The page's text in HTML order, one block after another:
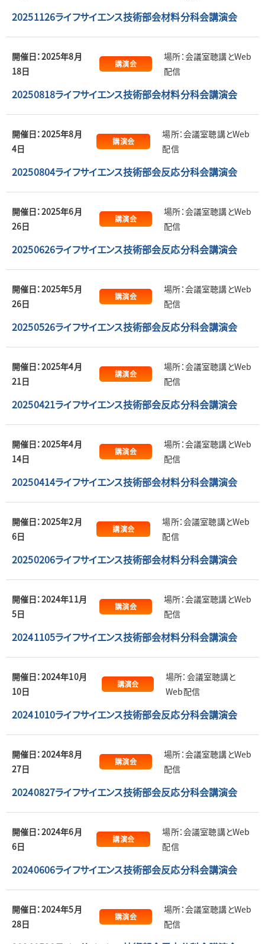
20251126ライフサイエンス技術部会材料分科会講演会
開催日：2025年8月
18日
講演会
場所：会議室聴講とWeb
配信
20250818ライフサイエンス技術部会材料分科会講演会
開催日：2025年8月
4日
講演会
場所：会議室聴講とWeb
配信
20250804ライフサイエンス技術部会反応分科会講演会
開催日：2025年6月
26日
講演会
場所：会議室聴講とWeb
配信
20250626ライフサイエンス技術部会反応分科会講演会
開催日：2025年5月
26日
講演会
場所：会議室聴講とWeb
配信
20250526ライフサイエンス技術部会反応分科会講演会
開催日：2025年4月
21日
講演会
場所：会議室聴講とWeb
配信
20250421ライフサイエンス技術部会反応分科会講演会
開催日：2025年4月
14日
講演会
場所：会議室聴講とWeb
配信
20250414ライフサイエンス技術部会材料分科会講演会
開催日：2025年2月
6日
講演会
場所：会議室聴講とWeb
配信
20250206ライフサイエンス技術部会材料分科会講演会
開催日：2024年11月
5日
講演会
場所：会議室聴講とWeb
配信
20241105ライフサイエンス技術部会材料分科会講演会
開催日：2024年10月
10日
講演会
場所：会議室聴講と
Web配信
20241010ライフサイエンス技術部会反応分科会講演会
開催日：2024年8月
27日
講演会
場所：会議室聴講とWeb
配信
20240827ライフサイエンス技術部会反応分科会講演会
開催日：2024年6月
6日
講演会
場所：会議室聴講とWeb
配信
20240606ライフサイエンス技術部会反応分科会講演会
開催日：2024年5月
28日
講演会
場所：会議室聴講とWeb
配信